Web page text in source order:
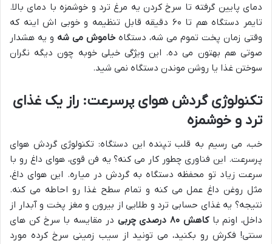
دمای پایین گرفته تا سرخ کردن یه مرغ ترد و خوشمزه با دمای بالا.
تایمر دستگاه هم تا ۶۰ دقیقه قابل تنظیمه و خوبی اش اینه که
وقتی زمان پخت تموم می شه، دستگاه خاموش می شه و یه هشدار
صوتی هم بهتون می ده. این ویژگی خیلی خوبه چون دیگه نگران
سوختن غذا یا روشن موندن دستگاه نمی شید.
تکنولوژی گردش هوای پرسرعت: راز یک غذای
ترد و خوشمزه
خب، می رسیم به قلب تپنده این دستگاه: تکنولوژی گردش هوای
پرسرعت. این فناوری چطور کار می کنه؟ یه فن قوی، هوای داغ رو با
سرعت زیاد تو محفظه دستگاه به گردش در میاره. این هوای داغ،
مثل روغن داغ عمل می کنه و تمام سطح غذا رو احاطه می کنه.
نتیجه؟ یه غذای حسابی ترد و طلایی از بیرون و مغز پخت و آبدار از
داخل، اونم باکاهش ۸۰ درصدی چربی
در مقایسه با سرخ کن های
سنتی! فکرش رو بکنید، می تونید از سیب زمینی سرخ کرده مورد